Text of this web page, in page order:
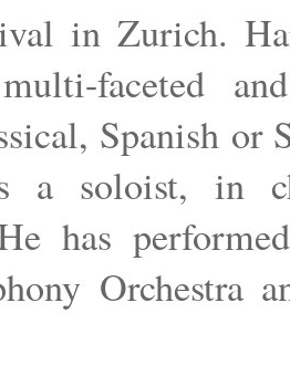
in Zurich.
faceted
Spanish or
a soloist, in
has
Orchestra